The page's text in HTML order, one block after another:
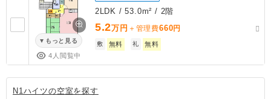
もっと見る
4人閲覧中
2LDK / 53.0m² / 2階
5.2万円 ＋管理費660円
敷 無料 礼 無料
N1ハイツの空室を探す